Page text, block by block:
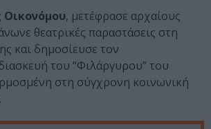
Οικονόμου, μετέφρασε αρχαίους
θεατρικές παραστάσεις στη
και δημοσίευσε τον
του “Φιλάργυρου” του
στη σύγχρονη κοινωνική